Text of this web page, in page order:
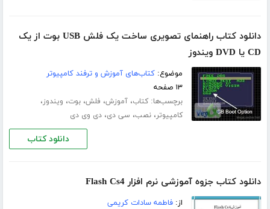
دانلود کتاب راهنمای تصویری ساخت یک فلش USB بوت از یک
CD یا DVD ویندوز
موضوع:کتاب‌های آموزش و ترفند کامپیوتر
۱۳ صفحه
برچسب‌ها:کتاب،آموزش، فلش،بوت، ویندوز،
کامپیوتر،نصب، سی دی،دی وی دی
دانلود کتاب
دانلود کتاب جزوه آموزشی نرم افزار Flash Cs4
از:فاطمه سادات کریمی